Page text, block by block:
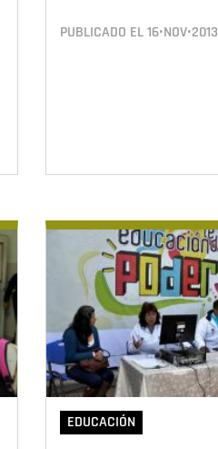
PUBLICADO EL16•NOV•2013
EDUCACIÓN